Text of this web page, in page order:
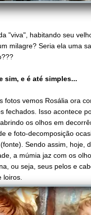
"viva", habitando seu
milagre? Seria ela uma
sim, e é até simples...
fotos vemos Rosália ora
fechados. Isso acontece
os olhos em
e foto-decomposição
(fonte). Sendo assim, hoje,
a múmia jaz com os
ou seja, seus pelos e
loiros.